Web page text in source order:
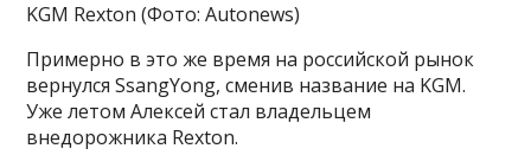
KGM Rexton (Фото: Autonews)
Примерно в это же время на российской рынок
вернулся SsangYong, сменив название на KGM.
Уже летом Алексей стал владельцем
внедорожника Rexton.